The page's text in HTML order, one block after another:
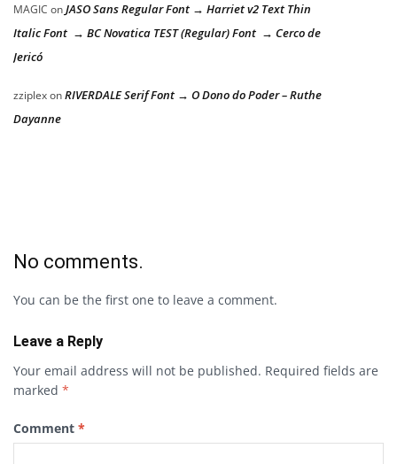
MAGIC onJASO Sans Regular Font → Harriet v2 Text Thin
Italic Font → BC Novatica TEST (Regular) Font → Cerco de
Jericó
zziplexonRIVERDALE Serif Font → O Dono do Poder – Ruthe
Dayanne
No comments.
You can be the first one to leave a comment.
Leave a Reply
Your email address will not be published. Required fields are
marked *
Comment *